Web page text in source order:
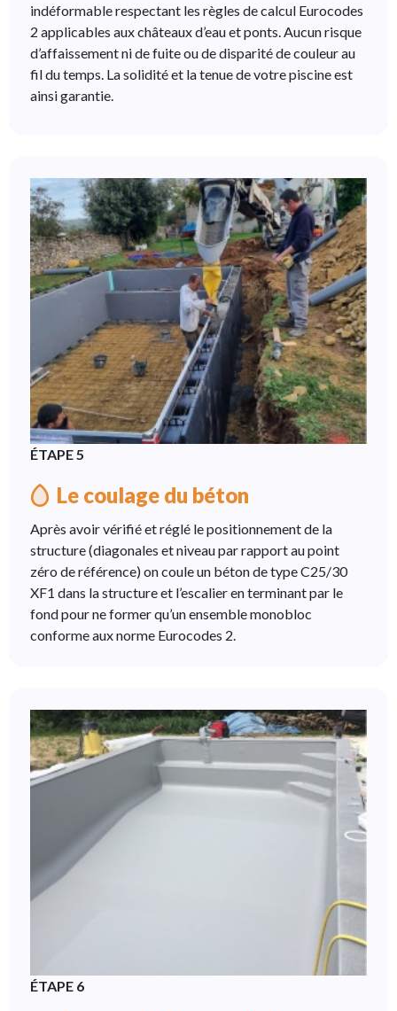
indéformable respectant les règles de calcul Eurocodes
2 applicables aux châteaux d’eau et ponts. Aucun risque
d’affaissement ni de fuite ou de disparité de couleur au
fil du temps. La solidité et la tenue de votre piscine est
ainsi garantie.
ÉTAPE 5
Le coulage du béton
Après avoir vérifié et réglé le positionnement de la
structure (diagonales et niveau par rapport au point
zéro de référence) on coule un béton de type C25/30
XF1 dans la structure et l’escalier en terminant par le
fond pour ne former qu’un ensemble monobloc
conforme aux norme Eurocodes 2.
ÉTAPE 6